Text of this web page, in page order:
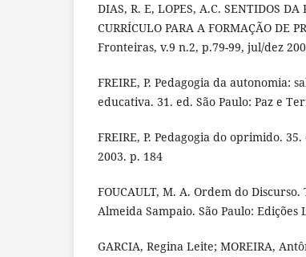
DIAS, R. E, LOPES, A.C. SENTIDOS
CURRÍCULO PARA A FORMAÇÃO DE
Fronteiras, v.9 n.2, p.79-99, jul/dez
FREIRE, P. Pedagogia da autonomia:
educativa. 31. ed. São Paulo: Paz e
FREIRE, P. Pedagogia do oprimido.
2003. p. 184
FOUCAULT, M. A. Ordem do
Almeida Sampaio. São Paulo: Edições
GARCIA, Regina Leite; MOREIRA,